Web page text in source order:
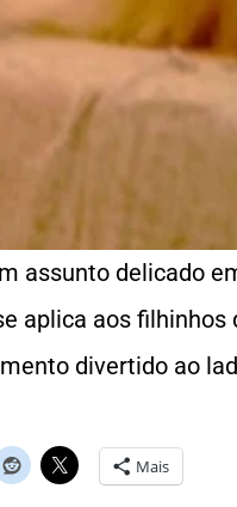
assunto delicado
aplica aos
divertido ao
Mais